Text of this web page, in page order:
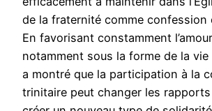
de la fraternité comme confession
En favorisant constamment
notamment sous la forme de la vie
a montré que la participation à la
trinitaire peut changer les